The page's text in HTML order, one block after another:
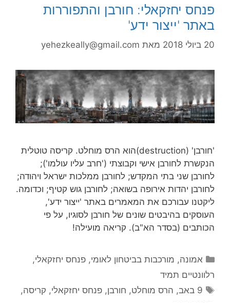
פנחס יחזקאלי: חורבן והתפוררות
באתר 'ייצור ידע'
20 ביולי 2018 מאת yehezkeally@gmail.com
'חורבן' (destruction)הוא הרס מוחלט. קריסה טוטלית
הנקשרת לחורבן אישי וקבוצתי ('חרב עליו עולמו');
לחורבן שני בתי המקדש; לחורבן ממלכות ישראל ויהודה;
לחורבן יהדות אירופה בשואה; לחורבן גוש קטיף; וכדומה.
ליקטנו עבורכם את המאמרים באתר 'ייצור ידע',
העוסקים בהיבטים שונים של חורבן לסוגיו, על פי
הכותבים (בסדר הא"ב). קריאה מועילה!
קטגוריות
אמונה, מורכבות בביטחון לאומי,פנחס יחזקאלי,
רלוונטיים תמיד
תגיות
9 באב , הרס מוחלט, חורבן,פנחס יחזקאלי, קריסה,